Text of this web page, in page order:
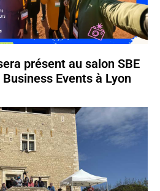
présent au salon SBE
Events à Lyon